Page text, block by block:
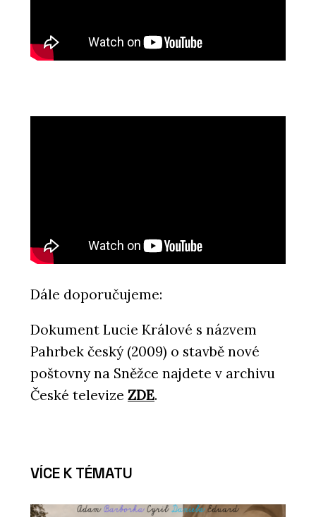
Dále doporučujeme:
Dokument Lucie Králové s názvem
Pahrbek český (2009) o stavbě nové
poštovny na Sněžce najdete v archivu
České televize ZDE.
VÍCE K TÉMATU